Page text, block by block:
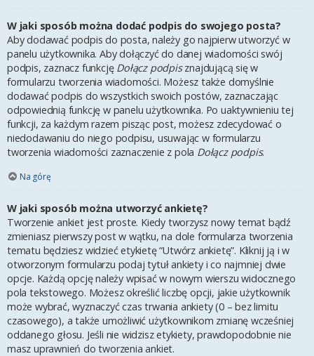
W jaki sposób można dodać podpis do swojego posta?
Aby dodawać podpis do posta, należy go najpierw utworzyć w
panelu użytkownika. Aby dołączyć do danej wiadomości swój
podpis, zaznacz funkcję Dołącz podpisznajdującą się w
formularzu tworzenia wiadomości. Możesz także domyślnie
dodawać podpis do wszystkich swoich postów, zaznaczając
odpowiednią funkcję w panelu użytkownika. Po uaktywnieniu tej
funkcji, za każdym razem pisząc post, możesz zdecydować o
niedodawaniu do niego podpisu, usuwając w formularzu
tworzenia wiadomości zaznaczenie z pola Dołącz podpis.
Na górę
W jaki sposób można utworzyć ankietę?
Tworzenie ankiet jest proste. Kiedy tworzysz nowy temat bądź
zmieniasz pierwszy post w wątku, na dole formularza tworzenia
tematu będziesz widzieć etykietę “Utwórz ankietę”. Kliknij ją i w
otworzonym formularzu podaj tytuł ankiety i co najmniej dwie
opcje. Każdą opcję należy wpisać w nowym wierszu widocznego
pola tekstowego. Możesz określić liczbę opcji, jakie użytkownik
może wybrać, wyznaczyć czas trwania ankiety (0 – bez limitu
czasowego), a także umożliwić użytkownikom zmianę wcześniej
oddanego głosu. Jeśli nie widzisz etykiety, prawdopodobnie nie
masz uprawnień do tworzenia ankiet.